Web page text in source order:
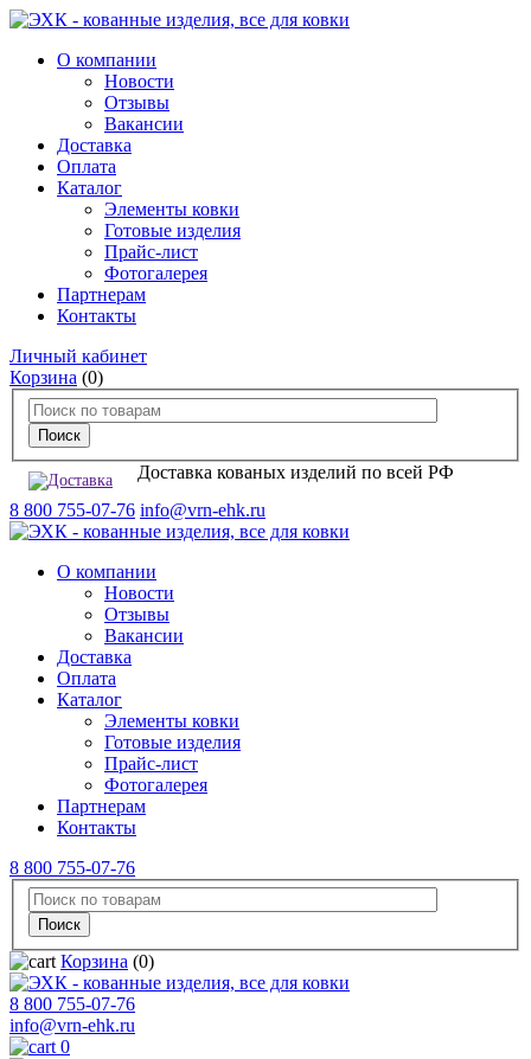
О компании
Новости
Отзывы
Вакансии
Доставка
Оплата
Каталог
Элементы ковки
Готовые изделия
Прайс-лист
Фотогалерея
Партнерам
Контакты
Личный кабинет
Корзина (0)
Доставка кованых изделий по всей РФ
8 800 755-07-76 info@vrn-ehk.ru
О компании
Новости
Отзывы
Вакансии
Доставка
Оплата
Каталог
Элементы ковки
Готовые изделия
Прайс-лист
Фотогалерея
Партнерам
Контакты
8 800 755-07-76
Корзина (0)
8 800 755-07-76
info@vrn-ehk.ru
0